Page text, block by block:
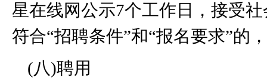
星在线网公示7个工作日，接受
符合“招聘条件”和“报名要求”的
(八)聘用